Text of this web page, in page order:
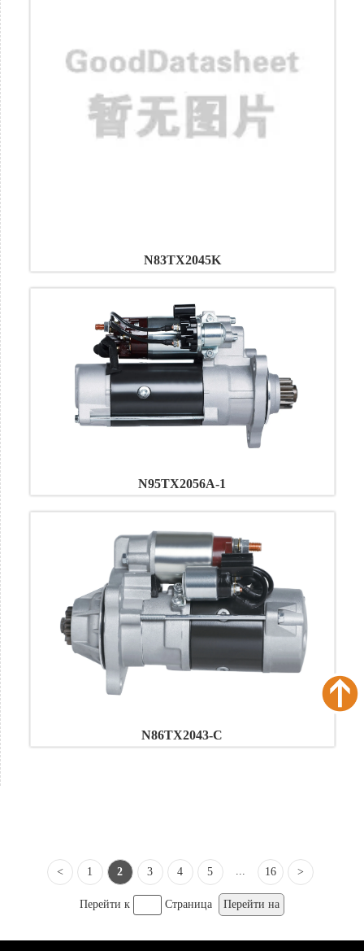
N83TX2045K
N95TX2056A-1
N86TX2043-C
< 1 2 3 4 5 ... 16 >
Перейти к Страница Перейти на